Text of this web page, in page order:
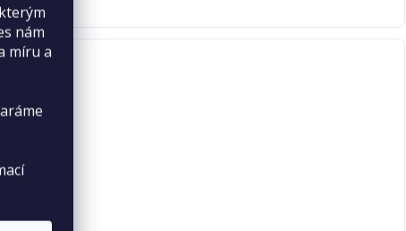
nám
míru a